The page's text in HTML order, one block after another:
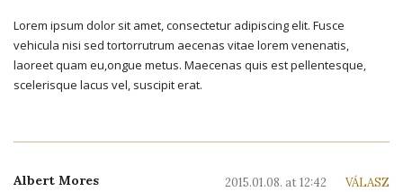
Lorem ipsum dolor sit amet, consectetur adipiscing elit. Fusce
vehicula nisi sed tortorrutrum aecenas vitae lorem venenatis,
laoreet quam eu,ongue metus. Maecenas quis est pellentesque,
scelerisque lacus vel, suscipit erat.
Albert Mores VÁLASZ
2015.01.08. at 12:42